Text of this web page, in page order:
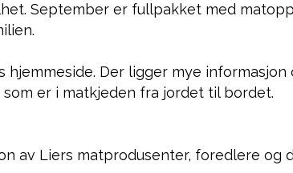
September er fullpakket med
hjemmeside. Der ligger mye
er i matkjeden fra jordet til bordet.
av Liers matprodusenter, foredlere